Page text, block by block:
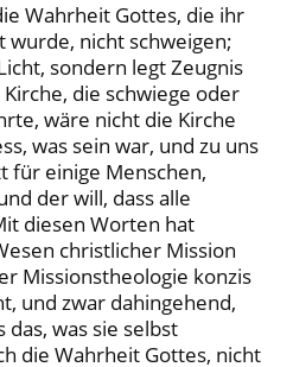
Wahrheit Gottes, die ihr
nicht schweigen;
sondern legt Zeugnis
die schwiege oder
wäre nicht die Kirche
was sein war, und zu uns
für einige Menschen,
der will, dass alle
diesen Worten hat
christlicher Mission
Missionstheologie konzis
und zwar dahingehend,
das, was sie selbst
die Wahrheit Gottes, nicht